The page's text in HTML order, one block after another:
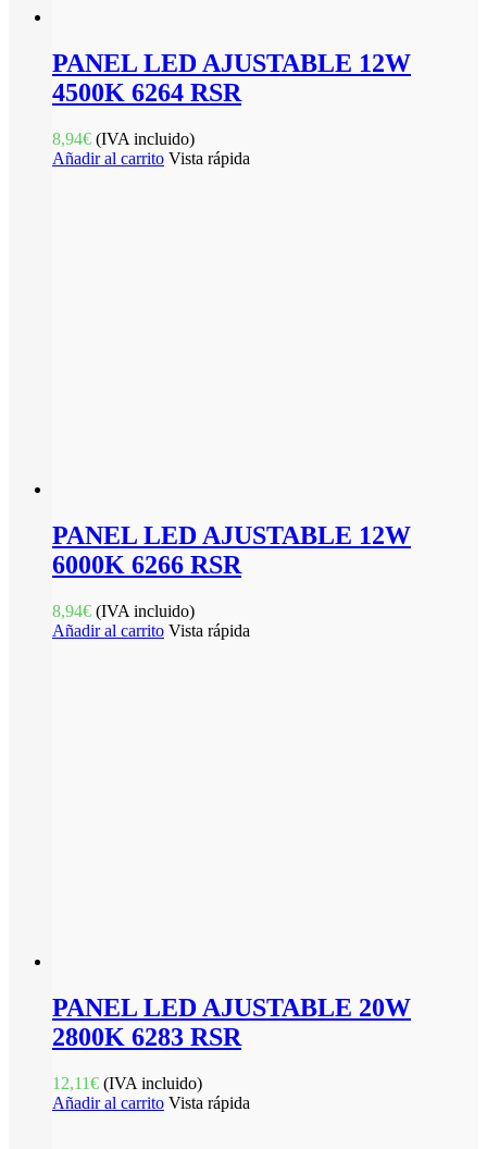
PANEL LED AJUSTABLE 12W
4500K 6264 RSR
8,94€ (IVA incluido)
Añadir al carrito Vista rápida
PANEL LED AJUSTABLE 12W
6000K 6266 RSR
8,94€ (IVA incluido)
Añadir al carrito Vista rápida
PANEL LED AJUSTABLE 20W
2800K 6283 RSR
12,11€ (IVA incluido)
Añadir al carrito Vista rápida